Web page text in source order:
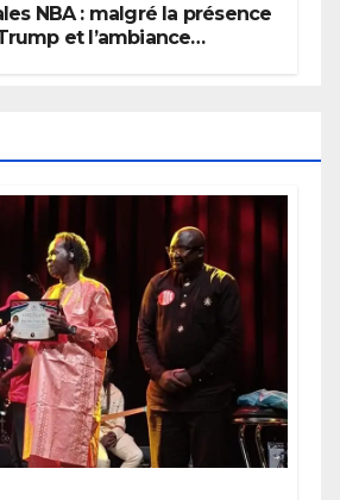
NBA : malgré la présence
et l’ambiance